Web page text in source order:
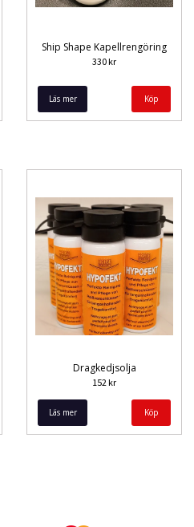
Ship Shape Kapellrengöring
330 kr
Läs mer
Dragkedjsolja
152 kr
Läs mer